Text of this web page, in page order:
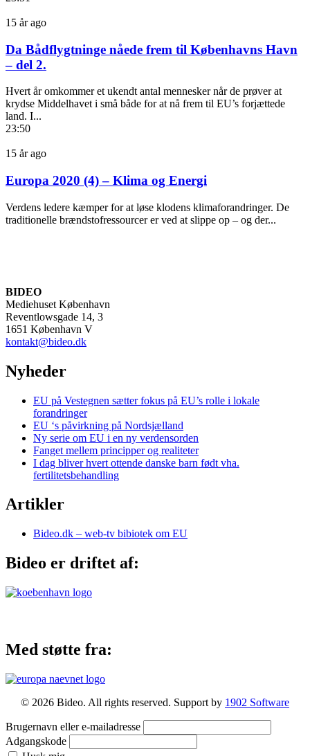
15 år ago
Da Bådflygtninge nåede frem til Københavns Havn
– del 2.
Hvert år omkommer et ukendt antal mennesker når de prøver at
krydse Middelhavet i små både for at nå frem til EU’s forjættede
land. I...
23:50
15 år ago
Europa 2020 (4) – Klima og Energi
Verdens ledere kæmper for at løse klodens klimaforandringer. De
traditionelle brændstofressourcer er ved at slippe op – og der...
BIDEO
Mediehuset København
Reventlowsgade 14, 3
1651 København V
kontakt@bideo.dk
Nyheder
EU på Vestegnen sætter fokus på EU’s rolle i lokale
forandringer
EU ‘s påvirkning på Nordsjælland
Ny serie om EU i en ny verdensorden
Fanget mellem principper og realiteter
I dag bliver hvert ottende danske barn født vha.
fertilitetsbehandling
Artikler
Bideo.dk – web-tv bibiotek om EU
Bideo er driftet af:
Med støtte fra:
© 2026 Bideo. All rights reserved. Support by 1902 Software
Brugernavn eller e-mailadresse
Adgangskode